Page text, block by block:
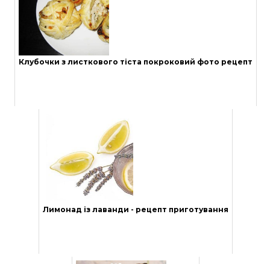
Клубочки з листкового тіста покроковий фото рецепт
Лимонад із лаванди - рецепт приготування